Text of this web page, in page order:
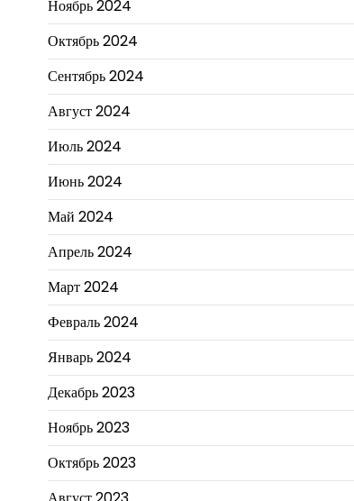
Ноябрь 2024
Октябрь 2024
Сентябрь 2024
Август 2024
Июль 2024
Июнь 2024
Май 2024
Апрель 2024
Март 2024
Февраль 2024
Январь 2024
Декабрь 2023
Ноябрь 2023
Октябрь 2023